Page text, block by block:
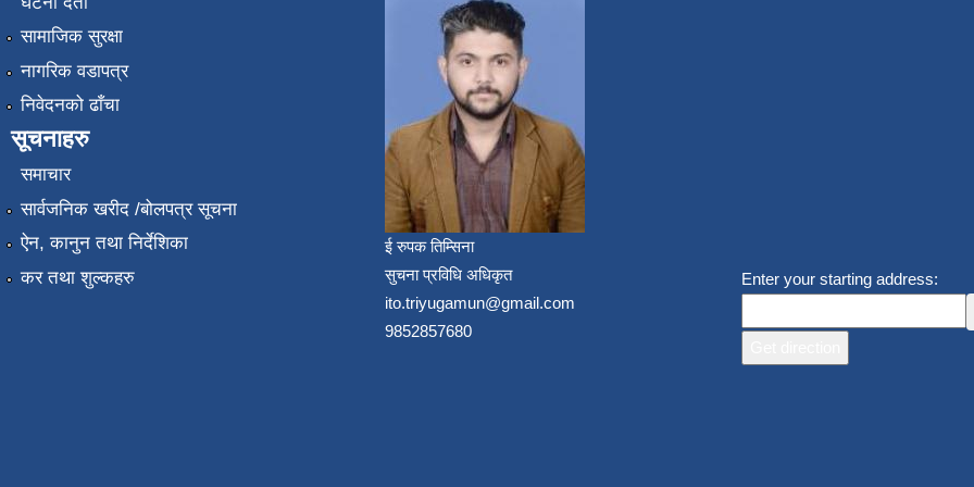
सामाजिक सुरक्षा
नागरिक वडापत्र
निवेदनको ढाँचा
सूचनाहरु
समाचार
सार्वजनिक खरीद /बोलपत्र सूचना
ऐन, कानुन तथा निर्देशिका
कर तथा शुल्कहरु
ई रुपक तिम्सिना
सुचना प्रविधि अधिकृत
ito.triyugamun@gmail.com
9852857680
Enter your starting address: